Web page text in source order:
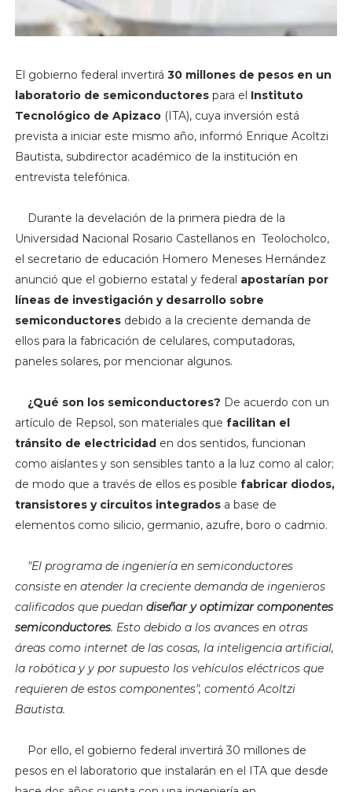
El gobierno federal invertirá 30 millones de pesos en un
laboratorio de semiconductores para el Instituto
Tecnológico de Apizaco(ITA), cuya inversión está
prevista a iniciar este mismo año, informó Enrique Acoltzi
Bautista, subdirector académico de la institución en
entrevista telefónica.
Durante la develación de la primera piedra de la
Universidad Nacional Rosario Castellanos en Teolocholco,
el secretario de educación Homero Meneses Hernández
anunció que el gobierno estatal y federal apostarían por
líneas de investigación y desarrollo sobre
semiconductoresdebido a la creciente demanda de
ellos para la fabricación de celulares, computadoras,
paneles solares, por mencionar algunos.
¿Qué son los semiconductores? De acuerdo con un
artículo de Repsol, son materiales que facilitan el
tránsito de electricidad en dos sentidos, funcionan
como aislantes y son sensibles tanto a la luz como al calor;
de modo que a través de ellos es posible fabricar diodos,
transistores y circuitos integrados a base de
elementos como silicio, germanio, azufre, boro o cadmio.
"Elprograma de ingeniería en semiconductores
consiste en atender la creciente demanda de ingenieros
calificados que puedandiseñar y optimizar componentes
semiconductores. Esto debido a los avances en otras
áreas como internet de las cosas, la inteligencia artificial,
la robótica y y por supuesto los vehículos eléctricos que
requieren de estos componentes", comentó Acoltzi
Bautista.
Por ello, el gobierno federal invertirá 30 millones de
pesos en el laboratorio que instalarán en el ITA que desde